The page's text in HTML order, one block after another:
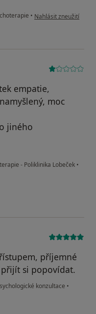
• podle názoru
Nahlásit zneužití
empatie,
moc
jiného
- Poliklinika Lobeček •
příjemné
si popovídat.
konzultace •